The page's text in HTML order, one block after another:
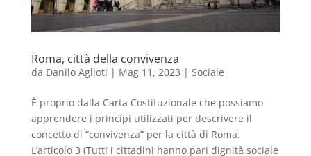
Roma, città della convivenza
da Danilo Aglioti | Mag 11, 2023 | Sociale
È proprio dalla Carta Costituzionale che possiamo
apprendere i principi utilizzati per descrivere il
concetto di “convivenza” per la città di Roma.
L’articolo 3 (Tutti i cittadini hanno pari dignità sociale